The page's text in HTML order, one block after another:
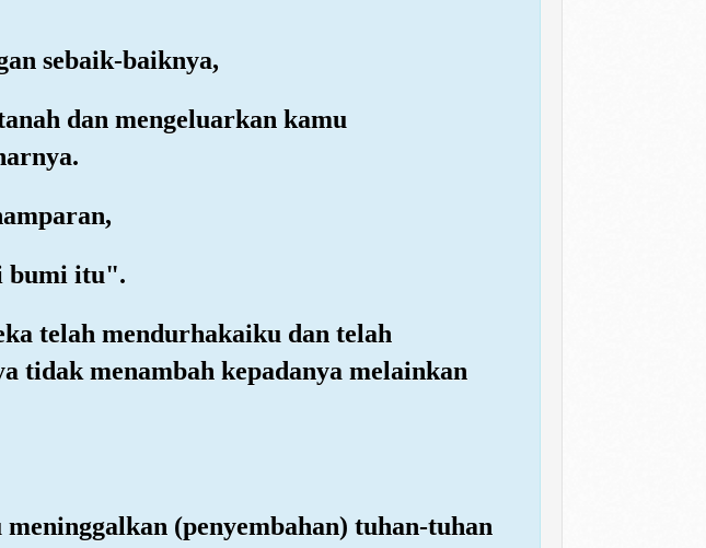
sebaik-baiknya,
dan mengeluarkan kamu
bumi itu".
telah mendurhakaiku dan telah
tidak menambah kepadanya melainkan
(penyembahan) tuhan-tuhan